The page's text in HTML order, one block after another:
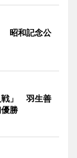
昭和記念公
戦」 羽生善
勝